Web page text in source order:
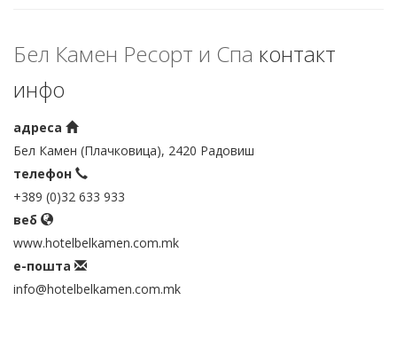
Бел Камен Ресорт и Спа контакт
инфо
адреса
Бел Камен (Плачковица), 2420 Радовиш
телефон
+389 (0)32 633 933
веб
www.hotelbelkamen.com.mk
е-пошта
info@hotelbelkamen.com.mk